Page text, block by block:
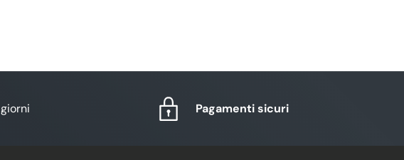
Pagamenti sicuri